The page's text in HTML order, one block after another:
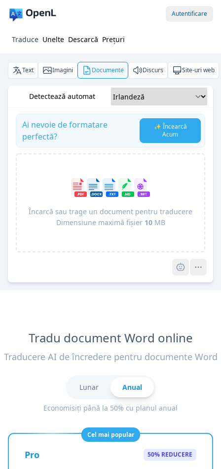
Autentificare
Traduce Unelte Descarcă Prețuri
Text Imagini Documente Discurs Site-uri web
Detectează automat
Ai nevoie de formatare
perfectă?
✨ Încearcă
Acum
Încarcă sau trage un document pentru traducere
Dimensiune maximă fișier 10MB
Tradu document Word online
Traducere AI de încredere pentru documente Word
Lunar Anual
Economisiți până la 50% cu planul anual
Cel mai popular
Pro 50% REDUCERE